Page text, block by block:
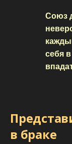
Союз
себя
в браке